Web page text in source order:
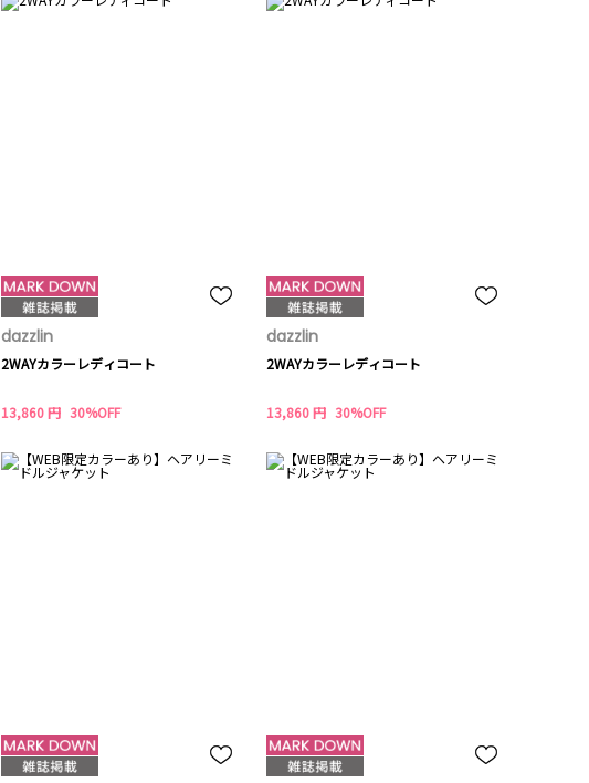
dazzlin
2WAYカラーレディコート
13,860 円 30%OFF
dazzlin
2WAYカラーレディコート
13,860 円 30%OFF